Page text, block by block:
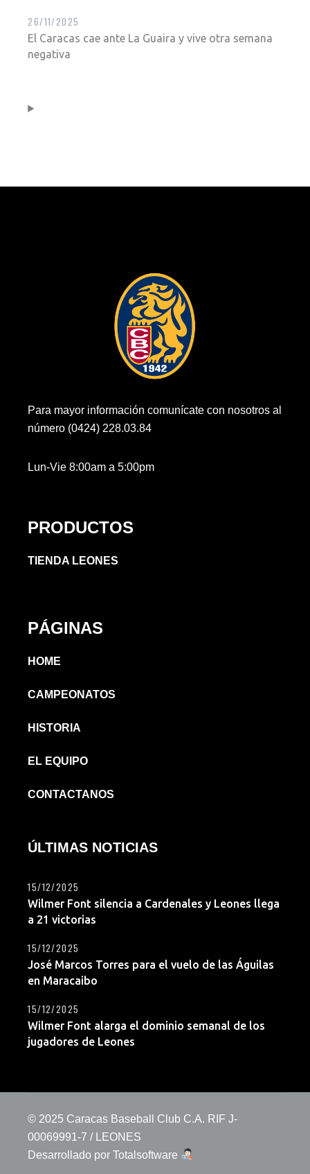
El Caracas cae ante La Guaira y vive otra semana
negativa
26/11/2025
Para mayor información comunícate con nosotros al
número (0424) 228.03.84
Lun-Vie 8:00am a 5:00pm
PRODUCTOS
TIENDA LEONES
PÁGINAS
HOME
CAMPEONATOS
HISTORIA
EL EQUIPO
CONTACTANOS
ÚLTIMAS NOTICIAS
Wilmer Font silencia a Cardenales y Leones llega
a 21 victorias
15/12/2025
José Marcos Torres para el vuelo de las Águilas
en Maracaibo
15/12/2025
Wilmer Font alarga el dominio semanal de los
jugadores de Leones
15/12/2025
© 2025 Caracas Baseball Club C.A. RIF J-
00069991-7 / LEONES
Desarrollado porTotalsoftware